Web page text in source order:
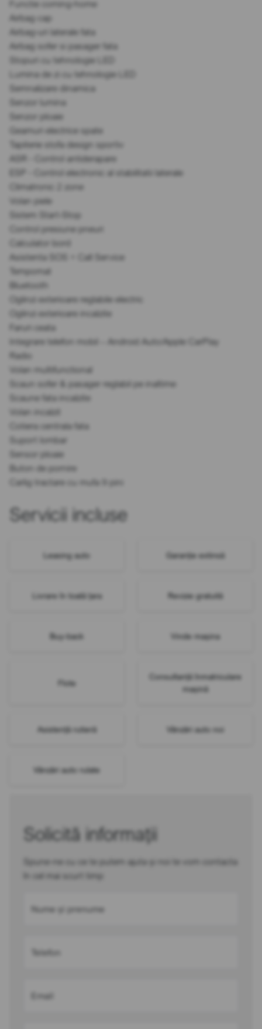
Functie coming-home
Airbag cap
Airbag-uri laterale fata
Airbag sofer si pasager fata
Stopuri cu tehnologie LED
Lumina de zi cu tehnologie LED
Semnalizare dinamica
Senzor lumina
Senzor ploaie
Geamuri electrice spate
Tapiterie stofa design sportiv
ASR - Control antiderapare
ESP - Control electronic al stabilitatii laterale
Climatronic 2 zone
Volan piele
Sistem Start-Stop
Control presiune pneuri
Calculator bord
Asistenta SOS + Call Service
Tempomat
Bluetooth
Oglinzi exterioare reglabile electric
Oglinzi exterioare incalzite
Faruri ceata
Integrare telefon mobil – Android Auto/Apple CarPlay
Radio
Volan multifunctional
Scaun sofer & pasager reglabil pe inaltime
Scaune fata incalzite
Volan incalzit
Cotiera centrala fata
Suport lombar
Sensor ploaie
Buton de pornire
Carlig tractare cu mufa 9 pini
Servicii incluse
Leasing auto Garanție extinsă
Livrare în toată țara Revizie gratuită
Buy-back Vinde mașina
Flote
Consultanță înmatriculare
mașină
Asistență rutieră Vânzări auto noi
Vânzări auto rulate
Solicită informații
Spune-ne cu ce te putem ajuta și noi te vom contacta
în cel mai scurt timp
Nume și prenume
Telefon
Email